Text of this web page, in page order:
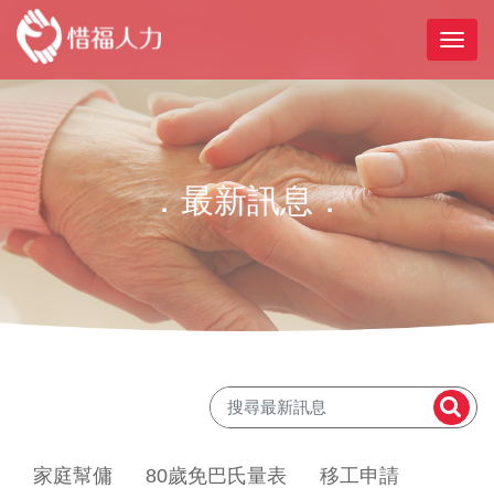
．最新訊息．
家庭幫傭 80歲免巴氏量表 移工申請